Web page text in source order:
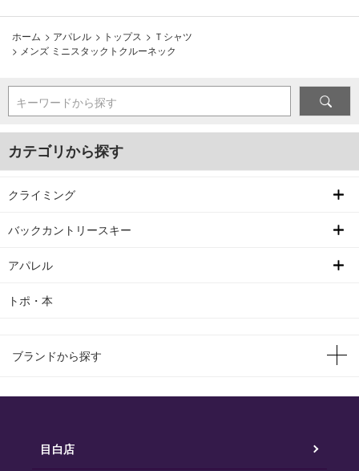
ホーム > アパレル > トップス > Ｔシャツ
> メンズ ミニスタックトクルーネック
キーワードから探す
カテゴリから探す
クライミング
バックカントリースキー
アパレル
トポ・本
ブランドから探す
目白店